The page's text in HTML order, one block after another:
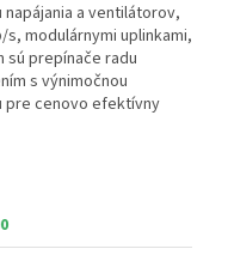
a ventilátorov,
modulárnymi uplinkami,
sú prepínače radu
s výnimočnou
pre cenovo efektívny